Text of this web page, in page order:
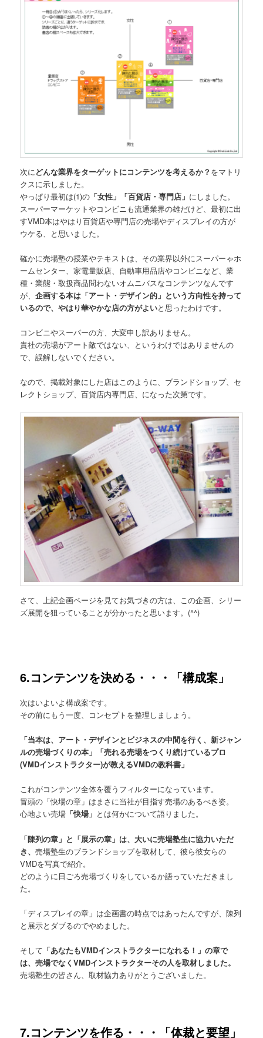
次に どんな業界をターゲットにコンテンツを考えるか？ をマトリ
クスに示しました。
やっぱり最初は(1)の 「女性」「百貨店・専門店」 にしました。
スーパーマーケットやコンビニも流通業界の雄だけど、最初に出
すVMD本はやはり百貨店や専門店の売場やディスプレイの方が
ウケる、と思いました。
確かに売場塾の授業やテキストは、その業界以外にスーパーゃホ
ームセンター、家電量販店、自動車用品店やコンビニなど、業
種・業態・取扱商品問わないオムニバスなコンテンツなんです
が、企画する本は「アート・デザイン的」という方向性を持って
いるので、やはり華やかな店の方がよいと思ったわけです。
コンビニやスーパーの方、大変申し訳ありません。
貴社の売場がアート敵ではない、というわけではありませんの
で、誤解しないでください。
なので、掲載対象にした店はこのように、ブランドショップ、セ
レクトショップ、百貨店内専門店、になった次第です。
さて、上記企画ページを見てお気づきの方は、この企画、シリー
ズ展開を狙っていることが分かったと思います。(^^)
6.コンテンツを決める・・・「構成案」
次はいよいよ構成案です。
その前にもう一度、コンセプトを整理しましょう。
「当本は、アート・デザインとビジネスの中間を行く、新ジャン
ルの売場づくりの本」「売れる売場をつくり続けているプロ
(VMDインストラクター)が教えるVMDの教科書」
これがコンテンツ全体を覆うフィルターになっています。
冒頭の「快場の章」はまさに当社が目指す売場のあるべき姿。
心地よい売場 「快場」 とは何かについて語りました。
「陳列の章」と「展示の章」は、大いに売場塾生に協力いただ
き、売場塾生のブランドショップを取材して、彼ら彼女らの
VMDを写真で紹介。
どのように日ごろ売場づくりをしているか語っていただきまし
た。
「ディスプレイの章」は企画書の時点ではあったんですが、陳列
と展示とダブるのでやめました。
そして 「あなたもVMDインストラクターになれる！」の章で
は、売場でなくVMDインストラクターその人を取材しました。
売場塾生の皆さん、取材協力ありがとうございました。
7.コンテンツを作る・・・「体裁と要望」